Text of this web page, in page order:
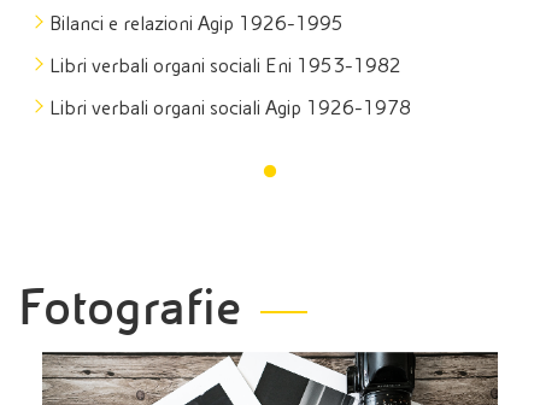
Bilanci e relazioni Agip 1926-1995
Libri verbali organi sociali Eni 1953-1982
Libri verbali organi sociali Agip 1926-1978
Fotografie